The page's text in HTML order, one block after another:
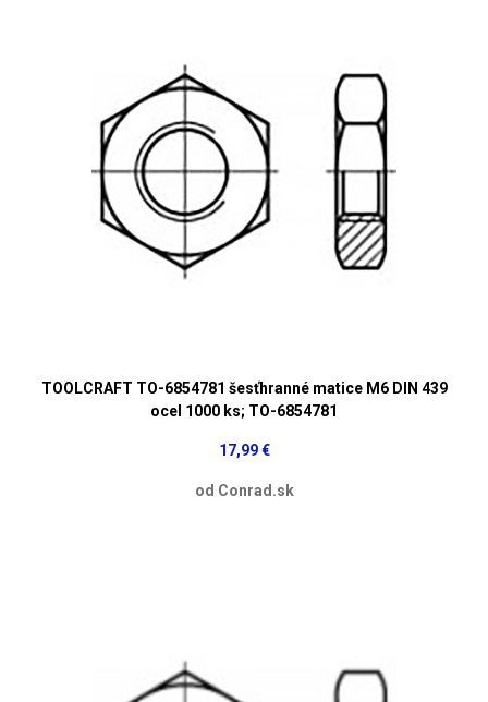
TOOLCRAFT TO-6854781 šesťhranné matice M6 DIN 439
ocel 1000 ks; TO-6854781
17,99 €
od Conrad.sk